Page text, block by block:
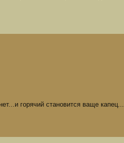
горячий становится ваще капец...